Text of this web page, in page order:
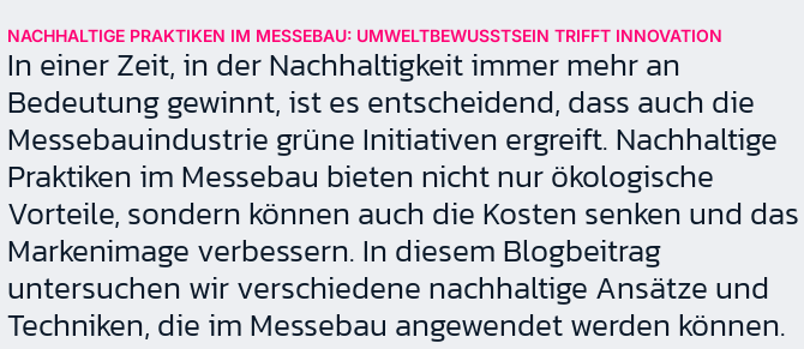
NACHHALTIGE PRAKTIKEN IM MESSEBAU: UMWELTBEWUSSTSEIN TRIFFT INNOVATION
In einer Zeit, in der Nachhaltigkeit immer mehr an
Bedeutung gewinnt, ist es entscheidend, dass auch die
Messebauindustrie grüne Initiativen ergreift. Nachhaltige
Praktiken im Messebau bieten nicht nur ökologische
Vorteile, sondern können auch die Kosten senken und das
Markenimage verbessern. In diesem Blogbeitrag
untersuchen wir verschiedene nachhaltige Ansätze und
Techniken, die im Messebau angewendet werden können.